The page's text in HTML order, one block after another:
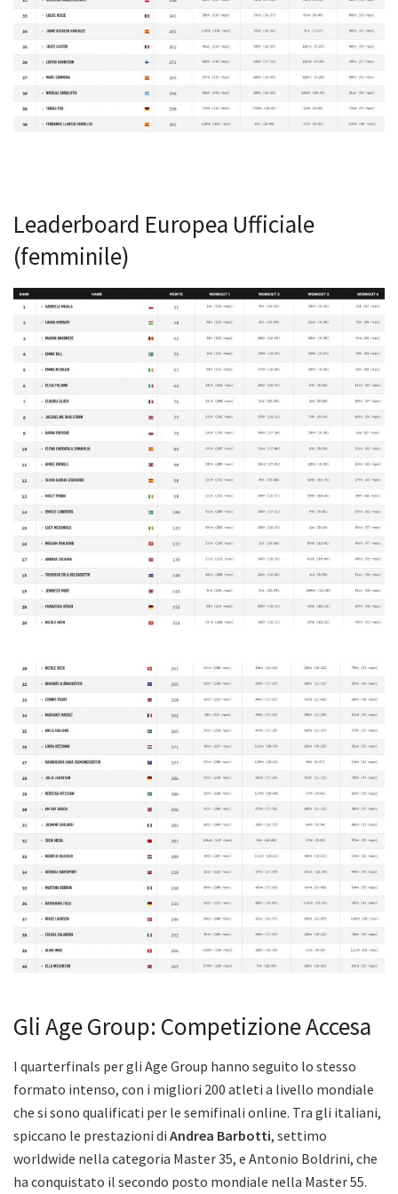
Leaderboard Europea Ufficiale
(femminile)
Gli Age Group: Competizione Accesa
I quarterfinals per gli Age Group hanno seguito lo stesso
formato intenso, con i migliori 200 atleti a livello mondiale
che si sono qualificati per le semifinali online. Tra gli italiani,
spiccano le prestazioni di Andrea Barbotti, settimo
worldwide nella categoria Master 35, e Antonio Boldrini, che
ha conquistato il secondo posto mondiale nella Master 55.